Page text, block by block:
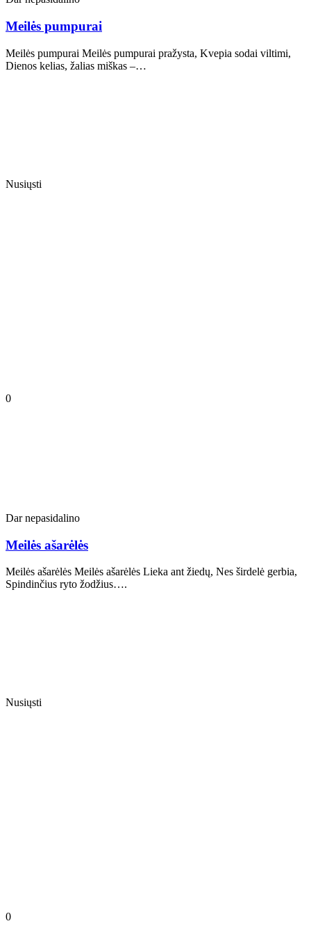
Meilės pumpurai
Meilės pumpurai Meilės pumpurai pražysta, Kvepia sodai viltimi,
Dienos kelias, žalias miškas –…
Nusiųsti
0
Dar nepasidalino
Meilės ašarėlės
Meilės ašarėlės Meilės ašarėlės Lieka ant žiedų, Nes širdelė gerbia,
Spindinčius ryto žodžius….
Nusiųsti
0